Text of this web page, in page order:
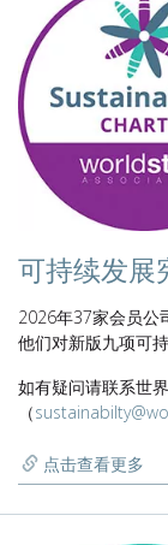
可持续发展
2026年37家会员公
他们对新版九项可
如有疑问请联系世
（
点击查看更多